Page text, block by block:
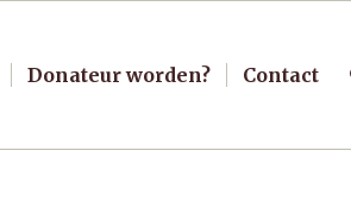
Donateur worden? Contact